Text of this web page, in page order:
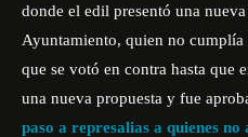
donde el edil presentó una
Ayuntamiento, quien no
que se votó en contra hasta que
una nueva propuesta y fue
paso a represalias a quienes